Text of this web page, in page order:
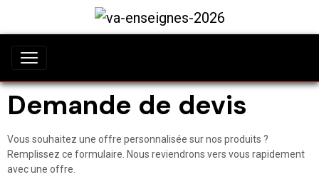
Demande de devis
Vous souhaitez une offre personnalisée sur nos produits ?
Remplissez ce formulaire. Nous reviendrons vers vous rapidement
avec une offre.